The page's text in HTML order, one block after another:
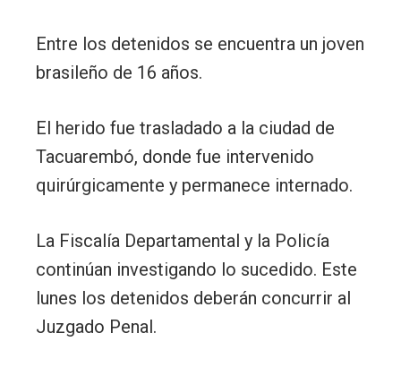
Entre los detenidos se encuentra un joven
brasileño de 16 años.
El herido fue trasladado a la ciudad de
Tacuarembó, donde fue intervenido
quirúrgicamente y permanece internado.
La Fiscalía Departamental y la Policía
continúan investigando lo sucedido. Este
lunes los detenidos deberán concurrir al
Juzgado Penal.